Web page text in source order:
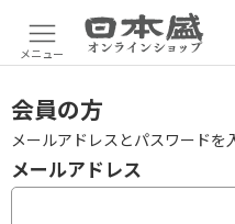
メニュー
会員の方
メールアドレスとパスワードを
メールアドレス